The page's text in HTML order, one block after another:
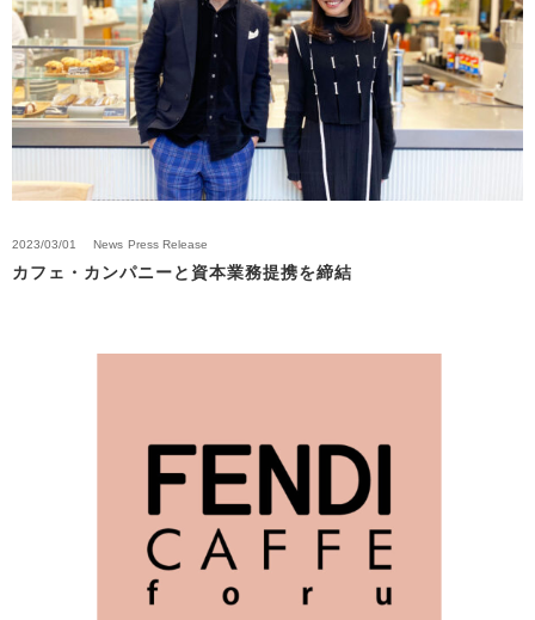
2023/03/01 News Press Release
カフェ・カンパニーと資本業務提携を締結